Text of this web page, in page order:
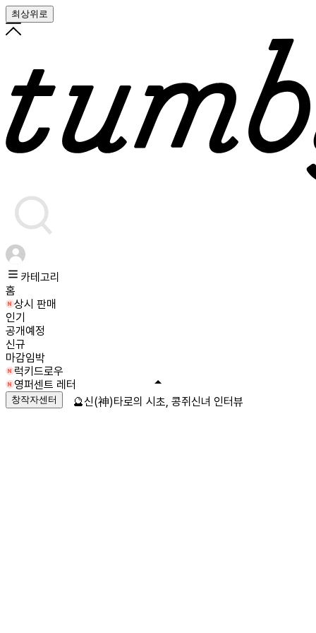
최상위로
카테고리
홈
상시 판매
인기
공개예정
신규
마감임박
럭키드로우
영퍼센트 레터
창작자센터 🔮신(神)타로의 시초, 콩쥐신녀 인터뷰